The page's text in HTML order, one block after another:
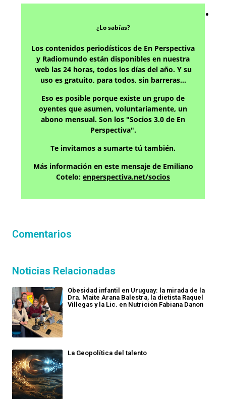
¿Lo sabías?
Los contenidos periodísticos de En Perspectiva
y Radiomundo están disponibles en nuestra
web las 24 horas, todos los días del año. Y su
uso es gratuito, para todos, sin barreras…
Eso es posible porque existe un grupo de
oyentes que asumen, voluntariamente, un
abono mensual. Son los "Socios 3.0 de En
Perspectiva".
Te invitamos a sumarte tú también.
Más información en este mensaje de Emiliano
Cotelo: enperspectiva.net/socios
Comentarios
Noticias Relacionadas
Obesidad infantil en Uruguay: la mirada de la
Dra. Maite Arana Balestra, la dietista Raquel
Villegas y la Lic. en Nutrición Fabiana Danon
La Geopolítica del talento